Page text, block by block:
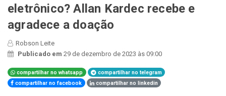
eletrônico? Allan Kardec recebe e
agradece a doação
Robson Leite
Publicado em 29 de dezembro de 2023 às 09:00
compartilhar no whatsapp
compartilhar no telegram
compartilhar no facebook
compartilhar no linkedin